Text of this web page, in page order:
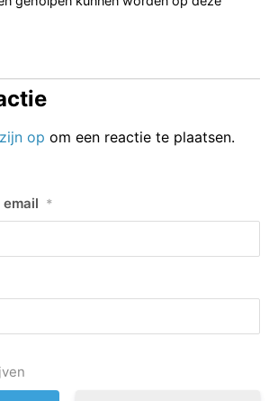
op om een reactie te plaatsen.
*